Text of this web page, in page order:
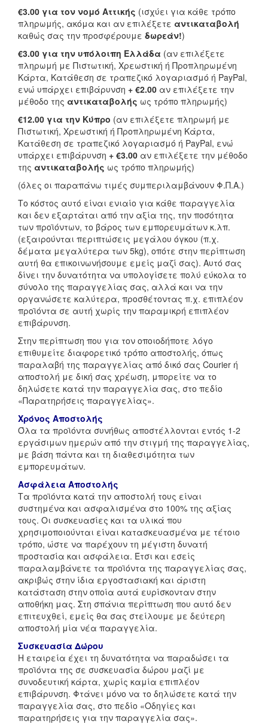
€3.00 για τον νομό Αττικής (ισχύει για κάθε τρόπο
πληρωμής, ακόμα και αν επιλέξετε αντικαταβολή
καθώς σας την προσφέρουμε δωρεάν!)
€3.00 για την υπόλοιπη Ελλάδα (αν επιλέξετε
πληρωμή με Πιστωτική, Χρεωστική ή Προπληρωμένη
Κάρτα, Κατάθεση σε τραπεζικό λογαριασμό ή PayPal,
ενώ υπάρχει επιβάρυνση + €2.00 αν επιλέξετε την
μέθοδο της αντικαταβολής ως τρόπο πληρωμής)
€12.00 για την Κύπρο (αν επιλέξετε πληρωμή με
Πιστωτική, Χρεωστική ή Προπληρωμένη Κάρτα,
Κατάθεση σε τραπεζικό λογαριασμό ή PayPal, ενώ
υπάρχει επιβάρυνση + €3.00 αν επιλέξετε την μέθοδο
της αντικαταβολής ως τρόπο πληρωμής)
(όλες οι παραπάνω τιμές συμπεριλαμβάνουν Φ.Π.Α.)
Το κόστος αυτό είναι ενιαίο για κάθε παραγγελία
και δεν εξαρτάται από την αξία της, την ποσότητα
των προϊόντων, το βάρος των εμπορευμάτων κ.λπ.
(εξαιρούνται περιπτώσεις μεγάλου όγκου (π.χ.
δέματα μεγαλύτερα των 5kg), οπότε στην περίπτωση
αυτή θα επικοινωνήσουμε εμείς μαζί σας). Αυτό σας
δίνει την δυνατότητα να υπολογίσετε πολύ εύκολα το
σύνολο της παραγγελίας σας, αλλά και να την
οργανώσετε καλύτερα, προσθέτοντας π.χ. επιπλέον
προϊόντα σε αυτή χωρίς την παραμικρή επιπλέον
επιβάρυνση.
Στην περίπτωση που για τον οποιοδήποτε λόγο
επιθυμείτε διαφορετικό τρόπο αποστολής, όπως
παραλαβή της παραγγελίας από δικό σας Courier ή
αποστολή με δική σας χρέωση, μπορείτε να το
δηλώσετε κατά την παραγγελία σας, στο πεδίο
«Παρατηρήσεις παραγγελίας».
Χρόνος Αποστολής
Όλα τα προϊόντα συνήθως αποστέλλονται εντός 1-2
εργάσιμων ημερών από την στιγμή της παραγγελίας,
με βάση πάντα και τη διαθεσιμότητα των
εμπορευμάτων.
Ασφάλεια Αποστολής
Τα προϊόντα κατά την αποστολή τους είναι
συστημένα και ασφαλισμένα στο 100% της αξίας
τους. Οι συσκευασίες και τα υλικά που
χρησιμοποιούνται είναι κατασκευασμένα με τέτοιο
τρόπο, ώστε να παρέχουν τη μέγιστη δυνατή
προστασία και ασφάλεια. Έτσι και εσείς
παραλαμβάνετε τα προϊόντα της παραγγελίας σας,
ακριβώς στην ίδια εργοστασιακή και άριστη
κατάσταση στην οποία αυτά ευρίσκονταν στην
αποθήκη μας. Στη σπάνια περίπτωση που αυτό δεν
επιτευχθεί, εμείς θα σας στείλουμε με δεύτερη
αποστολή μία νέα παραγγελία.
Συσκευασία Δώρου
Η εταιρεία έχει τη δυνατότητα να παραδώσει τα
προϊόντα της σε συσκευασία δώρου μαζί με
συνοδευτική κάρτα, χωρίς καμία επιπλέον
επιβάρυνση. Φτάνει μόνο να το δηλώσετε κατά την
παραγγελία σας, στο πεδίο «Οδηγίες και
παρατηρήσεις για την παραγγελία σας».